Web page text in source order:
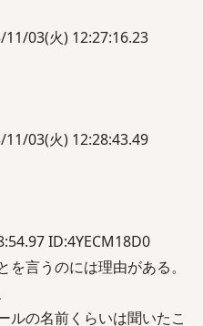
03(火) 12:27:16.23
03(火) 12:28:43.49
ID:4YECM18D0
言うのには理由がある。
ルの名前くらいは聞いたこ